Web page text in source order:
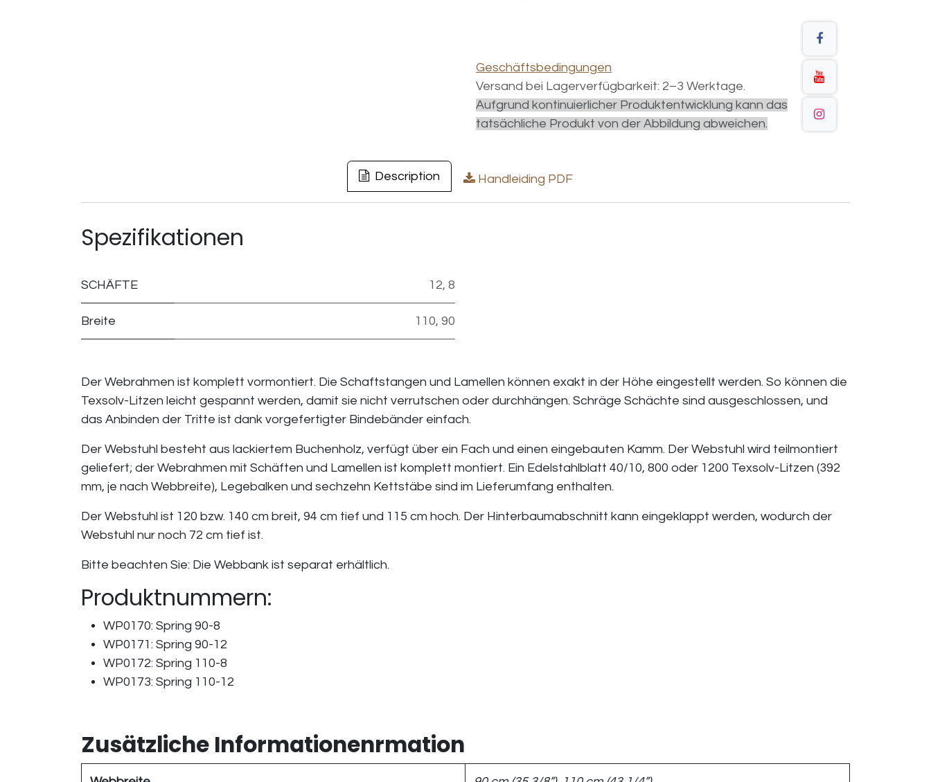
Geschäftsbedingungen
Versand bei Lagerverfügbarkeit: 2–3 Werktage.
Aufgrund kontinuierlicher Produktentwicklung kann das
tatsächliche Produkt von der Abbildung abweichen.
Description Handleiding PDF
Spezifikationen
SCHÄFTE 12, 8
Breite 110, 90
Der Webrahmen ist komplett vormontiert. Die Schaftstangen und Lamellen können exakt in der Höhe eingestellt werden. So können die
Texsolv-Litzen leicht gespannt werden, damit sie nicht verrutschen oder durchhängen. Schräge Schächte sind ausgeschlossen, und
das Anbinden der Tritte ist dank vorgefertigter Bindebänder einfach.
Der Webstuhl besteht aus lackiertem Buchenholz, verfügt über ein Fach und einen eingebauten Kamm. Der Webstuhl wird teilmontiert
geliefert; der Webrahmen mit Schäften und Lamellen ist komplett montiert. Ein Edelstahlblatt 40/10, 800 oder 1200 Texsolv-Litzen (392
mm, je nach Webbreite), Legebalken und sechzehn Kettstäbe sind im Lieferumfang enthalten.
Der Webstuhl ist 120 bzw. 140 cm breit, 94 cm tief und 115 cm hoch. Der Hinterbaumabschnitt kann eingeklappt werden, wodurch der
Webstuhl nur noch 72 cm tief ist.
Bitte beachten Sie: Die Webbank ist separat erhältlich.
Produktnummern:
WP0170: Spring 90-8
WP0171: Spring 90-12
WP0172: Spring 110-8
WP0173: Spring 110-12
Zusätzliche Informationenrmation